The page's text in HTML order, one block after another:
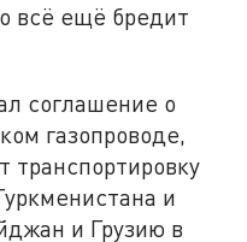
всё ещё бредит
соглашение о
газопроводе,
транспортировку
и
и Грузию в